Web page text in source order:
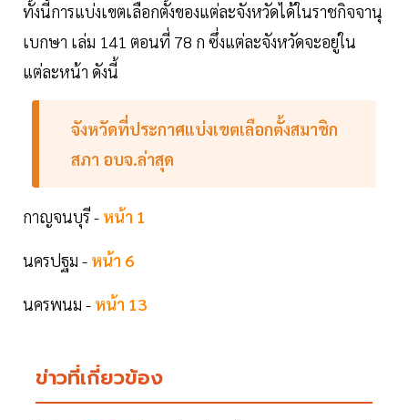
ทั้งนี้การแบ่งเขตเลือกตั้งของแต่ละจังหวัดได้ในราชกิจจานุ
เบกษา เล่ม 141 ตอนที่ 78 ก ซึ่งแต่ละจังหวัดจะอยู่ใน
แต่ละหน้า ดังนี้
จังหวัดที่ประกาศแบ่งเขตเลือกตั้งสมาชิก
สภา อบจ.ล่าสุด
กาญจนบุรี - หน้า 1
นครปฐม - หน้า 6
นครพนม - หน้า 13
ข่าวที่เกี่ยวข้อง